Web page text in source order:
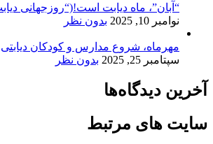
“آبان”، ماه ديابت است!(“روزجهانی
نوامبر 10, 2025
بدون نظر
مهرماه، شروع مدارس و کودکان دیابتی
سپتامبر 25, 2025
بدون نظر
آخرین دیدگاه‌ها
سایت های مرتبط